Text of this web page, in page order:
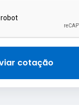
cotação